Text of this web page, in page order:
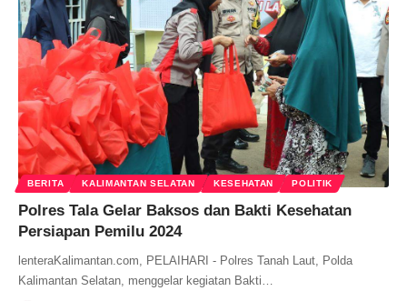
BERITA KALIMANTAN SELATAN KESEHATAN POLITIK
Polres Tala Gelar Baksos dan Bakti Kesehatan
Persiapan Pemilu 2024
lenteraKalimantan.com, PELAIHARI - Polres Tanah Laut, Polda
Kalimantan Selatan, menggelar kegiatan Bakti…